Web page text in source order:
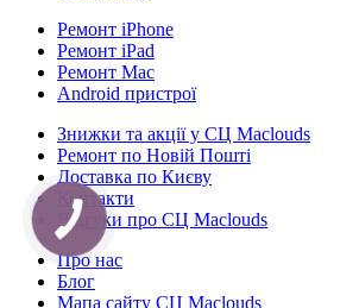
Ремонт iPhone
Ремонт iPad
Ремонт Mac
Android пристрої
Знижки та акції у СЦ Maclouds
Ремонт по Новій Пошті
Доставка по Києву
Контакти
Відгуки про СЦ Maclouds
Про нас
Блог
Мапа сайту СЦ Maclouds
КНОПКА
СВЯЗИ